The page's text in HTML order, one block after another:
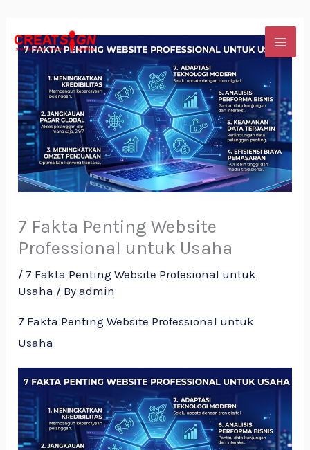
content
7 Fakta Penting Website
Professional untuk Usaha
/ 7 Fakta Penting Website Profesional untuk
Usaha / Byadmin
7 Fakta Penting Website Professional untuk
Usaha